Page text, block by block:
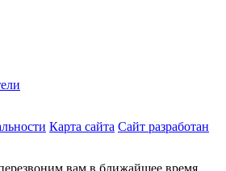
Карта сайта Сайт разработан
вам в ближайшее время